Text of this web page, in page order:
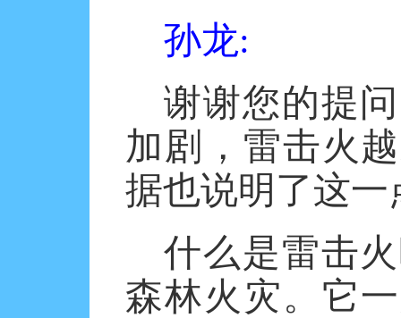
孙龙:
谢谢您的提
加剧，雷击火
据也说明了这一
什么是雷击
森林火灾。它